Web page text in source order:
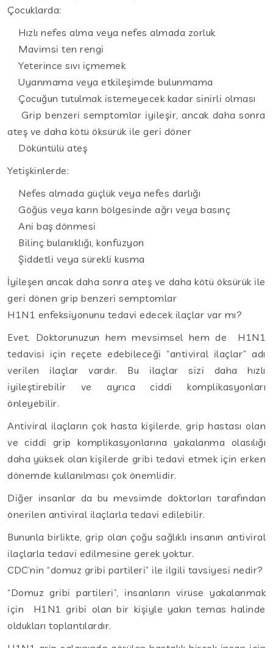
Çocuklarda:
Hızlı nefes alma veya nefes almada zorluk
Mavimsi ten rengi
Yeterince sıvı içmemek
Uyanmama veya etkileşimde bulunmama
Çocuğun tutulmak istemeyecek kadar sinirli olması
Grip benzeri semptomlar iyileşir, ancak daha sonra
ateş ve daha kötü öksürük ile geri döner
Döküntülü ateş
Yetişkinlerde:
Nefes almada güçlük veya nefes darlığı
Göğüs veya karın bölgesinde ağrı veya basınç
Ani baş dönmesi
Bilinç bulanıklığı, konfüzyon
Şiddetli veya sürekli kusma
İyileşen ancak daha sonra ateş ve daha kötü öksürük ile
geri dönen grip benzeri semptomlar
H1N1 enfeksiyonunu tedavi edecek ilaçlar var mı?
Evet. Doktorunuzun hem mevsimsel hem de H1N1
tedavisi için reçete edebileceği “antiviral ilaçlar” adı
verilen ilaçlar vardır. Bu ilaçlar sizi daha hızlı
iyileştirebilir ve ayrıca ciddi komplikasyonları
önleyebilir.
Antiviral ilaçların çok hasta kişilerde, grip hastası olan
ve ciddi grip komplikasyonlarına yakalanma olasılığı
daha yüksek olan kişilerde gribi tedavi etmek için erken
dönemde kullanılması çok önemlidir.
Diğer insanlar da bu mevsimde doktorları tarafından
önerilen antiviral ilaçlarla tedavi edilebilir.
Bununla birlikte, grip olan çoğu sağlıklı insanın antiviral
ilaçlarla tedavi edilmesine gerek yoktur.
CDC’nin “domuz gribi partileri” ile ilgili tavsiyesi nedir?
“Domuz gribi partileri”, insanların virüse yakalanmak
için H1N1 gribi olan bir kişiyle yakın temas halinde
oldukları toplantılardır.